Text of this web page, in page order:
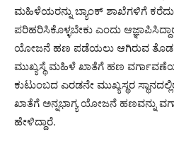
ಮಹಿಳೆಯರನ್ನು ಬ್ಯಾಂಕ್ ಶಾಖೆಗಳಿಗೆ
ಪರಿಹರಿಸಿಕೊಳ್ಳಬೇಕು ಎಂದು
ಯೋಜನೆ ಹಣ ಪಡೆಯಲು ಆಗಿರುವ
ಮುಖ್ಯಸ್ಥೆ ಮಹಿಳೆ ಖಾತೆಗೆ ಹಣ
ಕುಟುಂಬದ ಎರಡನೇ ಮುಖ್ಯಸ್ಥರ
ಖಾತೆಗೆ ಅನ್ನಭಾಗ್ಯ ಯೋಜನೆ ಹಣವನ್ನು
ಹೇಳಿದ್ದಾರೆ.